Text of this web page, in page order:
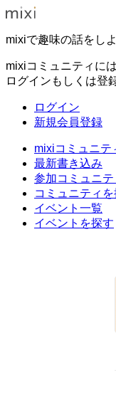
mixiで趣味の話をし
mixiコミュニティに
ログインもしくは登
ログイン
新規会員登録
mixiコミュニテ
最新書き込み
参加コミュニテ
コミュニティを
イベント一覧
イベントを探す